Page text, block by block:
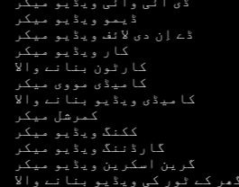
ڈیمو ویڈیو میکر
ڈے اِن دی لائف ویڈیو میکر
کار ویڈیو میکر
کارٹون بنانے والا
کامیڈی مووی میکر
کامیڈی ویڈیو بنانے والا
کمرشل میکر
ککنگ ویڈیو میکر
گارڈننگ ویڈیو میکر
گرین اسکرین ویڈیو میکر
گھر کے ٹور کی ویڈیو بنانے والا